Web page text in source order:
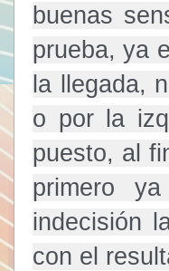
buenas
prueba, ya
la llegada,
o por la
puesto, al
primero
indecisión
con el